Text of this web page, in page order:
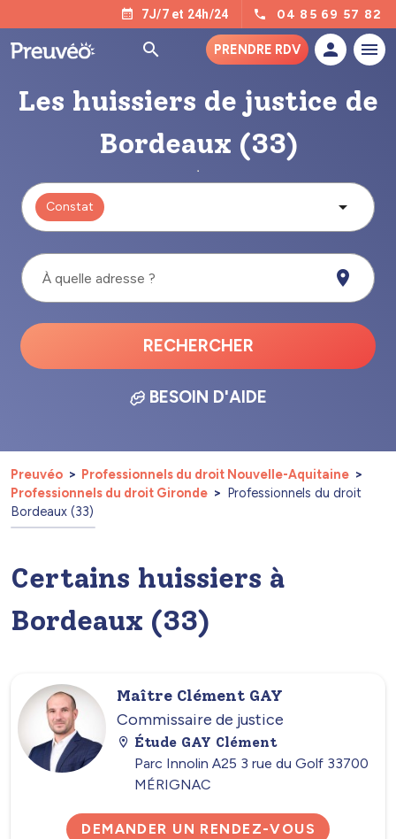
7J/7 et 24h/24 04 85 69 57 82
PRENDRE RDV
Les huissiers de justice de
Bordeaux (33)
Constat
À quelle adresse ?
RECHERCHER
BESOIN D'AIDE
Preuvéo
Professionnels du droit Nouvelle-Aquitaine
Professionnels du droit Gironde
Professionnels du droit
Bordeaux (33)
Certains huissiers à
Bordeaux (33)
Maître Clément GAY
Commissaire de justice
Étude GAY Clément
Parc Innolin A25 3 rue du Golf 33700
MÉRIGNAC
DEMANDER UN RENDEZ-VOUS